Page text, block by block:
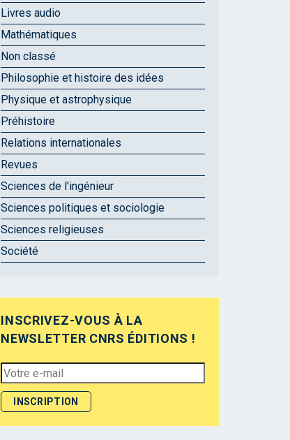
Livres audio
Mathématiques
Non classé
Philosophie et histoire des idées
Physique et astrophysique
Préhistoire
Relations internationales
Revues
Sciences de l'ingénieur
Sciences politiques et sociologie
Sciences religieuses
Société
INSCRIVEZ-VOUS À LA
NEWSLETTER CNRS ÉDITIONS !